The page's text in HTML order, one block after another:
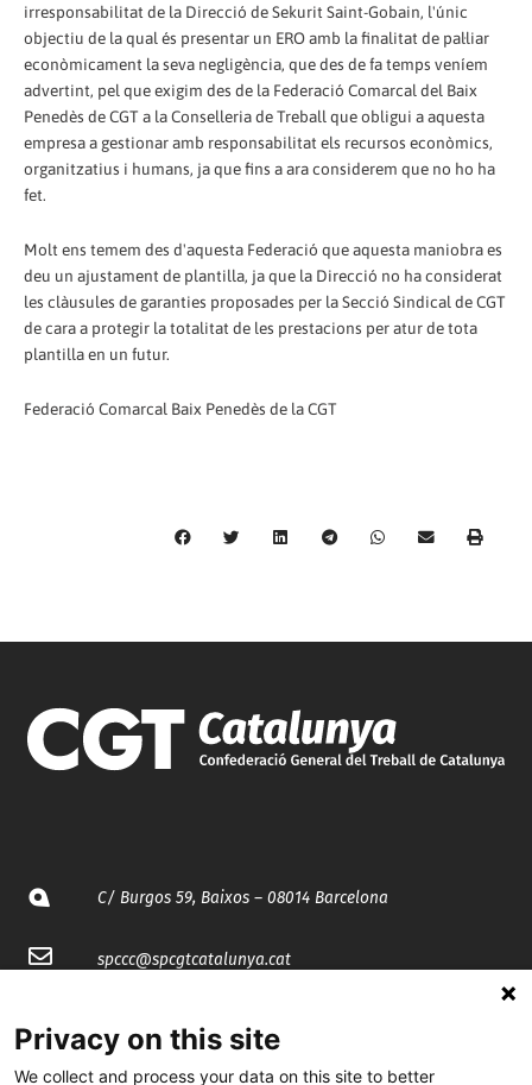
irresponsabilitat de la Direcció de Sekurit Saint-Gobain, l'únic
objectiu de la qual és presentar un ERO amb la finalitat de pal·liar
econòmicament la seva negligència, que des de fa temps veníem
advertint, pel que exigim des de la Federació Comarcal del Baix
Penedès de CGT a la Conselleria de Treball que obligui a aquesta
empresa a gestionar amb responsabilitat els recursos econòmics,
organitzatius i humans, ja que fins a ara considerem que no ho ha
fet.
Molt ens temem des d'aquesta Federació que aquesta maniobra es
deu un ajustament de plantilla, ja que la Direcció no ha considerat
les clàusules de garanties proposades per la Secció Sindical de CGT
de cara a protegir la totalitat de les prestacions per atur de tota
plantilla en un futur.
Federació Comarcal Baix Penedès de la CGT
C/ Burgos 59, Baixos – 08014 Barcelona
spccc@spcgtcatalunya.cat
Privacy on this site
We collect and process your data on this site to better